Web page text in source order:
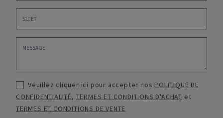
Veuillez cliquer ici pour accepter nos POLITIQUE DE
CONFIDENTIALITÉ, TERMES ET CONDITIONS D'ACHAT et
TERMES ET CONDITIONS DE VENTE